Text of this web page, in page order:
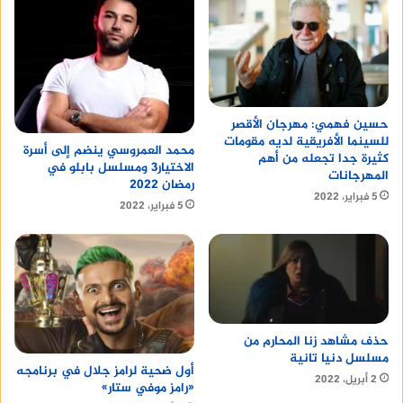
و”على بابا والأربعين حرامي” من إخراج حسن الشريف
في قاعة صلاح جاهين.
حسين فهمي: مهرجان الأقصر
للسينما الأفريقية لديه مقومات
كثيرة جدا تجعله من أهم
المهرجانات
5 فبراير، 2022
محمد العمروسي ينضم إلى أسرة
الاختيار3 ومسلسل بابلو في
رمضان 2022
5 فبراير، 2022
حذف مشاهد زنا المحارم من
مسلسل دنيا تانية
2 أبريل، 2022
أول ضحية لرامز جلال في برنامجه
«رامز موفي ستار»